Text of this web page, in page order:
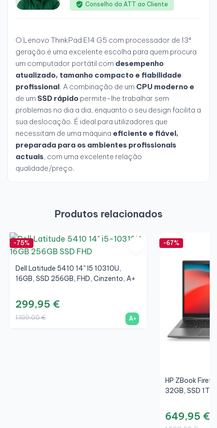
Conselho da ATT ao Cliente
O Lenovo ThinkPad E14 G5 com processador de 13ª
geração é uma excelente escolha para quem procura
um computador portátil com desempenho
atualizado, tamanho compacto e fiabilidade
profissional. A combinação de um CPU moderno e
de um SSD rápido permite-lhe trabalhar sem
problemas no dia a dia, enquanto o seu design facilita a
sua deslocação. É ideal para utilizadores que
necessitam de uma máquina eficiente e fiável,
preparada para os ambientes profissionais
actuais, com uma excelente relação
qualidade/preço.
Produtos relacionados
-75%
Dell Latitude 5410 14" I5 10310U,
16GB, SSD 256GB, FHD, Cinzento, A+
299,95 €
1 199,00 € A+
-67%
HP ZBook
32GB, SSD
649,95 €